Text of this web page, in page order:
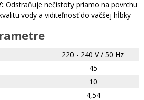
Odstraňuje nečistoty priamo na povrchu
vody a viditeľnosť do väčšej hĺbky
220 - 240 V / 50 Hz
45
10
4,54